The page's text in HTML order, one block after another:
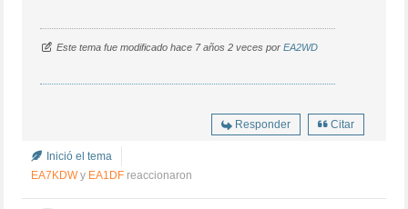
Este tema fue modificado hace 7 años 2 veces porEA2WD
Responder Citar
Inició el tema
EA7KDWy EA1DF reaccionaron